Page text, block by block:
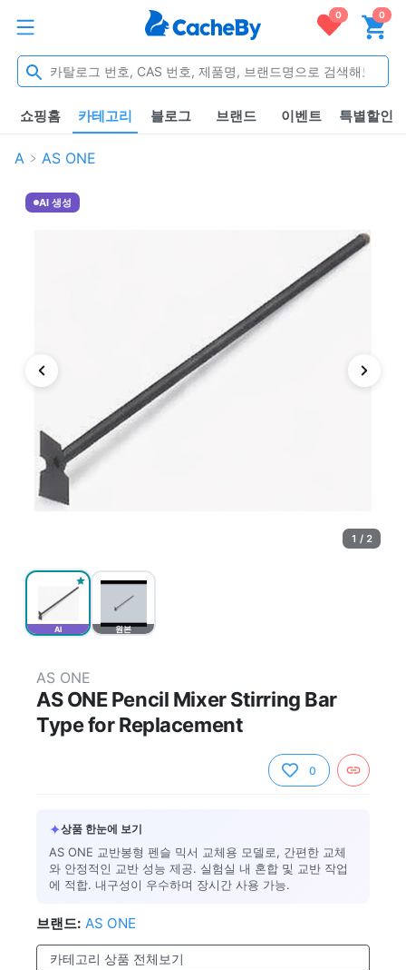
0 0
쇼핑홈 카테고리 블로그 브랜드 이벤트 특별할인
A AS ONE
AI 원본
AI 생성
1 / 2
AS ONE
AS ONE Pencil Mixer Stirring Bar
Type for Replacement
0
✦상품 한눈에 보기
AS ONE 교반봉형 펜슬 믹서 교체용 모델로, 간편한 교체
와 안정적인 교반 성능 제공. 실험실 내 혼합 및 교반 작업
에 적합. 내구성이 우수하며 장시간 사용 가능.
브랜드: AS ONE
카테고리 상품 전체보기